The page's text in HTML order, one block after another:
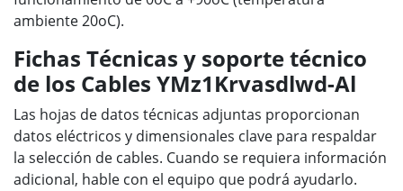
ambiente 20oC).
Fichas Técnicas y soporte técnico
de los Cables YMz1Krvasdlwd-Al
Las hojas de datos técnicas adjuntas proporcionan
datos eléctricos y dimensionales clave para respaldar
la selección de cables. Cuando se requiera información
adicional, hable con el equipo que podrá ayudarlo.